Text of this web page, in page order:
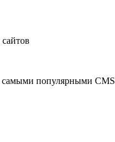
самыми популярными CMS